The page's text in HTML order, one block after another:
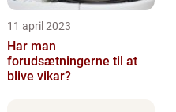
11 april 2023
Har man
forudsætningerne til at
blive vikar?